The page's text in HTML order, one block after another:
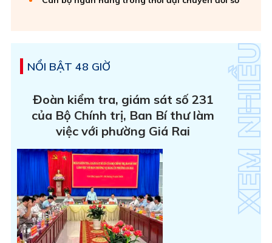
NỔI BẬT 48 GIỜ
Đoàn kiểm tra, giám sát số 231
của Bộ Chính trị, Ban Bí thư làm
việc với phường Giá Rai